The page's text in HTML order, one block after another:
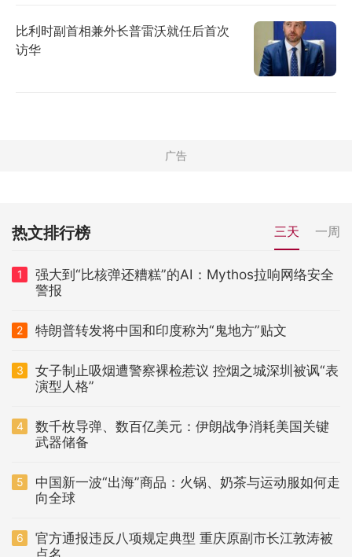
比利时副首相兼外长普雷沃就任后首次
访华
热文排行榜 三天 一周
1
强大到“比核弹还糟糕”的AI：Mythos拉响网络安全
警报
2 特朗普转发将中国和印度称为“鬼地方”贴文
3
女子制止吸烟遭警察裸检惹议 控烟之城深圳被讽“表
演型人格”
4
数千枚导弹、数百亿美元：伊朗战争消耗美国关键
武器储备
5
中国新一波“出海”商品：火锅、奶茶与运动服如何走
向全球
6
官方通报违反八项规定典型 重庆原副市长江敦涛被
点名